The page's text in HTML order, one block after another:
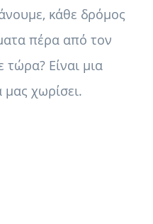
κάθε δρόμος
πέρα ​​από τον
τώρα? Είναι μια
χωρίσει.